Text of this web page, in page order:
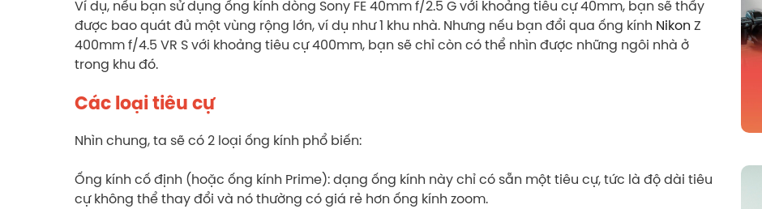
Ví dụ, nếu bạn sử dụng ống kính dòng Sony FE 40mm f/2.5 G với khoảng tiêu cự 40mm, bạn sẽ thấy
được bao quát đủ một vùng rộng lớn, ví dụ như 1 khu nhà. Nhưng nếu bạn đổi qua ống kính Nikon Z
400mm f/4.5 VR S với khoảng tiêu cự 400mm, bạn sẽ chỉ còn có thể nhìn được những ngôi nhà ở
trong khu đó.
Các loại tiêu cự
Nhìn chung, ta sẽ có 2 loại ống kính phổ biến:
Ống kính cố định (hoặc ống kính Prime): dạng ống kính này chỉ có sẵn một tiêu cự, tức là độ dài tiêu
cự không thể thay đổi và nó thường có giá rẻ hơn ống kính zoom.